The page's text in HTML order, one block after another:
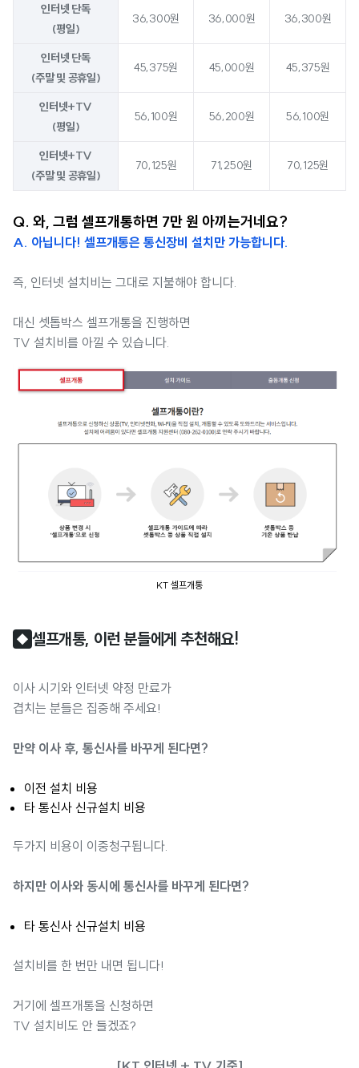
인터넷 단독
(평일)
36,300원 36,000원 36,300원
인터넷 단독
(주말 및 공휴일)
45,375원 45,000원 45,375원
인터넷+TV
(평일)
56,100원 56,200원 56,100원
인터넷+TV
(주말 및 공휴일)
70,125원 71,250원 70,125원
Q. 와, 그럼 셀프개통하면 7만 원 아끼는거네요?
A. 아닙니다! 셀프개통은 통신장비 설치만 가능합니다.
즉, 인터넷 설치비는 그대로 지불해야 합니다.
대신 셋톱박스 셀프개통을 진행하면
TV 설치비를 아낄 수 있습니다.
KT 셀프개통
◆ 셀프개통, 이런 분들에게 추천해요!
이사 시기와 인터넷 약정 만료가
겹치는 분들은 집중해 주세요!
만약 이사 후, 통신사를 바꾸게 된다면?
이전 설치 비용
타 통신사 신규설치 비용
두가지 비용이 이중청구됩니다.
하지만 이사와 동시에 통신사를 바꾸게 된다면?
타 통신사 신규설치 비용
설치비를 한 번만 내면 됩니다!
거기에 셀프개통을 신청하면
TV 설치비도 안 들겠죠?